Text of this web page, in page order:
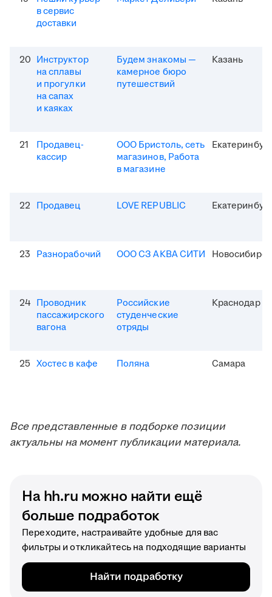
в сервис
доставки
20 Инструктор
на сплавы
и прогулки
на сапах
и каяках
Будем знакомы —
камерное бюро
путешествий
Казань
21
Продавец-
кассир
ООО Бристоль, сеть
магазинов, Работа
в магазине
22 Продавец LOVE REPUBLIC
23 Разнорабочий ООО СЗ АКВА СИТИ Новосибирск
24 Проводник
пассажирского
вагона
Российские
студенческие
отряды
Краснодар
25 Хостес в кафе Поляна Самара
Все представленные в подборке позиции
актуальны на момент публикации материала.
На hh.ru можно найти ещё
больше подработок
Переходите, настраивайте удобные для вас
фильтры и откликайтесь на подходящие варианты
Найти подработку